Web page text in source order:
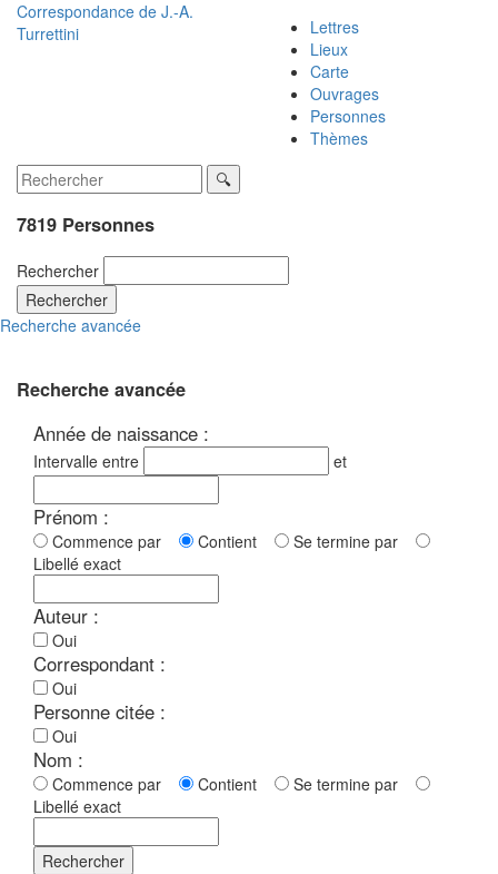
Correspondance de J.-A.
Turrettini
Lettres
Lieux
Carte
Ouvrages
Personnes
Thèmes
7819 Personnes
Rechercher
Rechercher
Recherche avancée
Recherche avancée
Année de naissance :
Intervalle entre et
Prénom :
Commence par Contient
Se termine par
Libellé exact
Auteur :
Oui
Correspondant :
Oui
Personne citée :
Oui
Nom :
Commence par Contient
Se termine par
Libellé exact
Rechercher